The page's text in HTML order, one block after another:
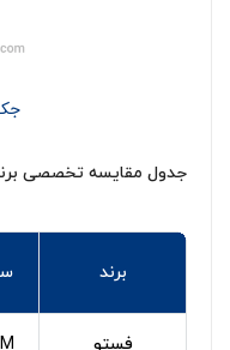
جک
جدول مقایسه تخصصی
برند
فستو